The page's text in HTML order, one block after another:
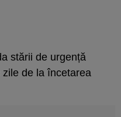
stării de urgență
de la încetarea